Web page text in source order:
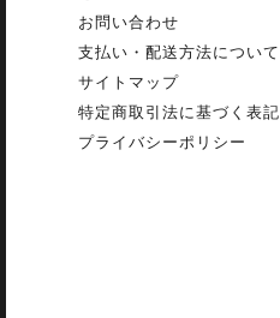
お問い合わせ
支払い・配送方法について
サイトマップ
特定商取引法に基づく表記
プライバシーポリシー